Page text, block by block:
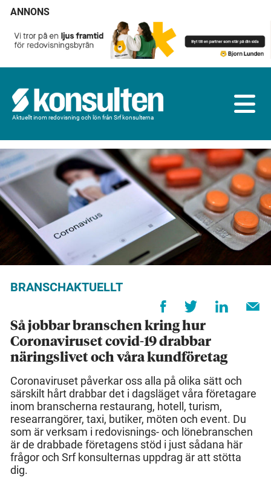
ANNONS
Aktuellt inom redovisning och lön från Srf konsulterna
BRANSCHAKTUELLT
Så jobbar branschen kring hur
Coronaviruset covid-19 drabbar
näringslivet och våra kundföretag
Coronaviruset påverkar oss alla på olika sätt och
särskilt hårt drabbar det i dagsläget våra företagare
inom branscherna restaurang, hotell, turism,
researrangörer, taxi, butiker, möten och event. Du
som är verksam i redovisnings- och lönebranschen
är de drabbade företagens stöd i just sådana här
frågor och Srf konsulternas uppdrag är att stötta
dig.